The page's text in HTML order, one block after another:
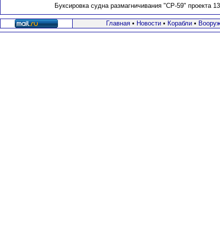
Буксировка судна размагничивания "СР-59" проекта
Главная• Новости• Корабли•